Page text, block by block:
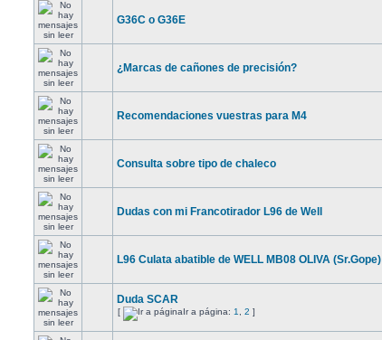
G36C o G36E
¿Marcas de cañones de precisión?
Recomendaciones vuestras para M4
Consulta sobre tipo de chaleco
Dudas con mi Francotirador L96 de Well
L96 Culata abatible de WELL MB08 OLIVA (Sr.Gope)
Duda SCAR
[ Ir a página: 1 2 ]